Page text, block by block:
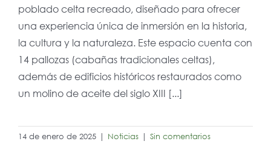
poblado celta recreado, diseñado para ofrecer
una experiencia única de inmersión en la historia,
la cultura y la naturaleza. Este espacio cuenta con
14 pallozas (cabañas tradicionales celtas),
además de edificios históricos restaurados como
un molino de aceite del siglo XIII [...]
14 de enero de 2025 | Noticias | Sin comentarios